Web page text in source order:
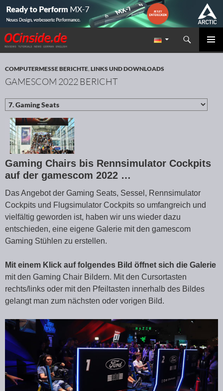
Redaktion ocinside.de PC Hardware Portal
Suchen
ZUM INHALT SPRINGEN
COMPUTERMESSE BERICHTE,LINKS UND DOWNLOADS
GAMESCOM 2022 BERICHT
Gaming Chairs bis Rennsimulator Cockpits
auf der gamescom 2022 …
Das Angebot der Gaming Seats, Sessel, Rennsimulator
Cockpits und Flugsimulator Cockpits so umfangreich und
vielfältig geworden ist, haben wir uns wieder dazu
entschieden, eine eigene Galerie mit den gamescom
Gaming Stühlen zu erstellen.
Mit einem Klick auf folgendes Bild öffnet sich die Galerie
mit den Gaming Chair Bildern. Mit den Cursortasten
rechts/links oder mit den Pfeiltasten innerhalb des Bildes
gelangt man zum nächsten oder vorigen Bild.